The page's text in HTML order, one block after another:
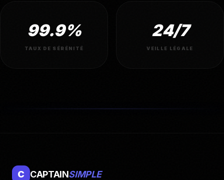
99.9%
TAUX DE SÉRÉNITÉ
24/7
VEILLE LÉGALE
C CAPTAINSIMPLE